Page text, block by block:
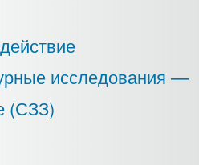
исследования —
(СЗЗ)